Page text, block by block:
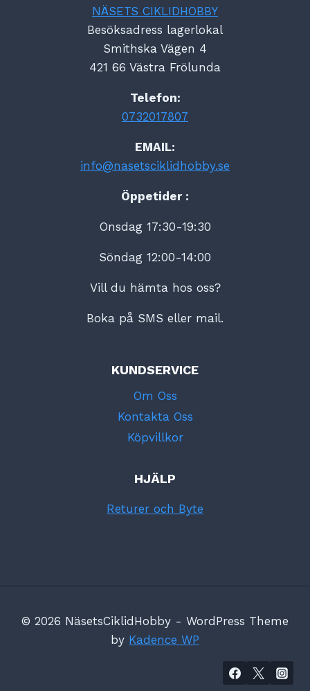
NÄSETS CIKLIDHOBBY
Besöksadress lagerlokal
Smithska Vägen 4
421 66 Västra Frölunda
Telefon:
0732017807
EMAIL:
info@nasetsciklidhobby.se
Öppetider :
Onsdag 17:30-19:30
Söndag 12:00-14:00
Vill du hämta hos oss?
Boka på SMS eller mail.
KUNDSERVICE
Om Oss
Kontakta Oss
Köpvillkor
HJÄLP
Returer och Byte
© 2026 NäsetsCiklidHobby - WordPress Theme
by Kadence WP